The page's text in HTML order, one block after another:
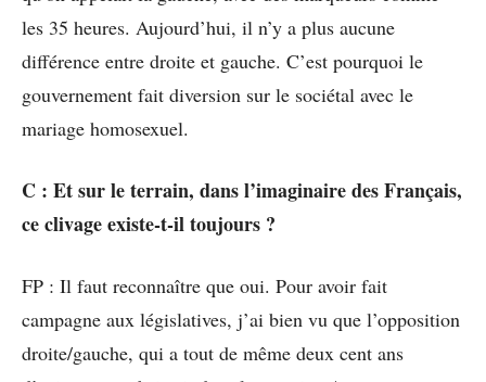
les 35 heures. Aujourd’hui, il n’y a plus aucune
différence entre droite et gauche. C’est pourquoi le
gouvernement fait diversion sur le sociétal avec le
mariage homosexuel.
C : Et sur le terrain, dans l’imaginaire des Français,
ce clivage existe-t-il toujours ?
FP : Il faut reconnaître que oui. Pour avoir fait
campagne aux législatives, j’ai bien vu que l’opposition
droite/gauche, qui a tout de même deux cent ans